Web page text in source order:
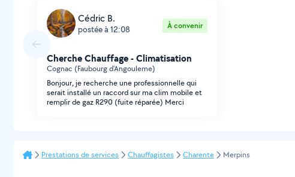
Cédric B.
postée à 12:08 À convenir
Cherche Chauffage - Climatisation
Cognac (Faubourg d'Angouleme)
Bonjour, je recherche une professionnelle qui
serait installé un raccord sur ma clim mobile et
remplir de gaz R290 (fuite réparée) Merci
Prestations de services Chauffagistes Charente Merpins